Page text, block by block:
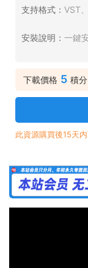
支持格式： VST
安裝說明： 一鍵
下載價格 5 積
此資源購買後15天